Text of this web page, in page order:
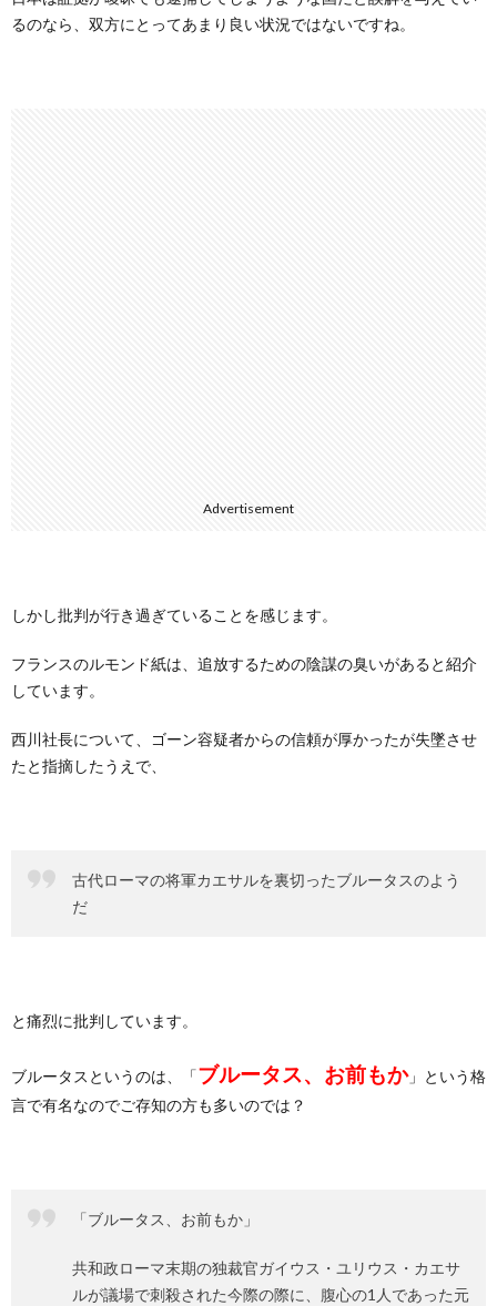
るのなら、双方にとってあまり良い状況ではないですね。
Advertisement
しかし批判が行き過ぎていることを感じます。
フランスのルモンド紙は、追放するための陰謀の臭いがあると紹介
しています。
西川社長について、ゴーン容疑者からの信頼が厚かったが失墜させ
たと指摘したうえで、
古代ローマの将軍カエサルを裏切ったブルータスのよう
だ
と痛烈に批判しています。
ブルータスというのは、「ブルータス、お前もか」という格
言で有名なのでご存知の方も多いのでは？
「ブルータス、お前もか」
共和政ローマ末期の独裁官ガイウス・ユリウス・カエサ
ルが議場で刺殺された今際の際に、腹心の1人であった元